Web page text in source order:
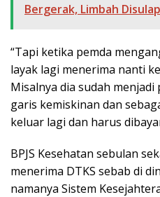
Bergerak, Limbah
“Tapi ketika pemda
layak lagi menerima nanti
Misalnya dia sudah
garis kemiskinan dan
keluar lagi dan harus
BPJS Kesehatan sebulan
menerima DTKS sebab di
namanya Sistem